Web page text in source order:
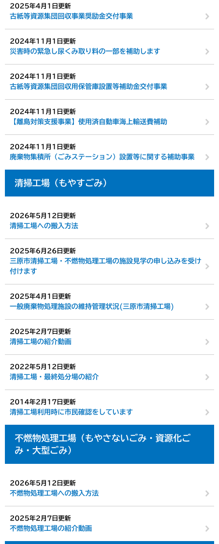
2025年4月1日更新
古紙等資源集団回収事業奨励金交付事業
2024年11月1日更新
災害時の緊急し尿くみ取り料の一部を補助します
2024年11月1日更新
古紙等資源集団回収用保管庫設置等補助金交付事業
2024年11月1日更新
【離島対策支援事業】使用済自動車海上輸送費補助
2024年11月1日更新
廃棄物集積所（ごみステーション）設置等に関する補助事業
清掃工場（もやすごみ）
2026年5月12日更新
清掃工場への搬入方法
2025年6月26日更新
三原市清掃工場・不燃物処理工場の施設見学の申し込みを受け
付けます
2025年4月1日更新
一般廃棄物処理施設の維持管理状況(三原市清掃工場)
2025年2月7日更新
清掃工場の紹介動画
2022年5月12日更新
清掃工場・最終処分場の紹介
2014年2月17日更新
清掃工場利用時に市民確認をしています
不燃物処理工場（もやさないごみ・資源化ご
み・大型ごみ）
2026年5月12日更新
不燃物処理工場への搬入方法
2025年2月7日更新
不燃物処理工場の紹介動画